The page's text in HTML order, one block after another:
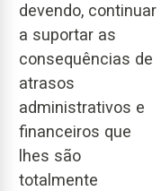
devendo, continuar
a suportar as
consequências de
atrasos
administrativos e
financeiros que
lhes são
totalmente